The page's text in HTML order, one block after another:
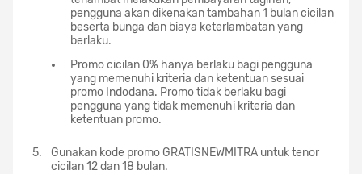
pengguna akan dikenakan tambahan 1 bulan cicilan
beserta bunga dan biaya keterlambatan yang
berlaku.
Promo cicilan 0% hanya berlaku bagi pengguna
yang memenuhi kriteria dan ketentuan sesuai
promo Indodana. Promo tidak berlaku bagi
pengguna yang tidak memenuhi kriteria dan
ketentuan promo.
Gunakan kode promo GRATISNEWMITRA untuk tenor
cicilan 12 dan 18 bulan.